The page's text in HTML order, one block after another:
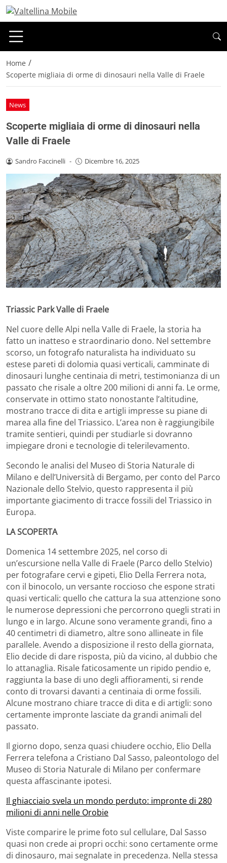
Home /
Scoperte migliaia di orme di dinosauri nella Valle di Fraele
News
Scoperte migliaia di orme di dinosauri nella
Valle di Fraele
Sandro Faccinelli - Dicembre 16, 2025
Triassic Park Valle di Fraele
Nel cuore delle Alpi nella Valle di Fraele, la storia ha
fatto un inatteso e straordinario dono. Nel settembre
scorso, un fotografo naturalista ha individuato su
estese pareti di dolomia quasi verticali, camminate di
dinosauri lunghe centinaia di metri, testimonianza di un
passato che risale a oltre 200 milioni di anni fa. Le orme,
conservate in ottimo stato nonostante l’altitudine,
mostrano tracce di dita e artigli impresse su piane di
marea alla fine del Triassico. L’area non è raggiungibile
tramite sentieri, quindi per studiarle si dovranno
impiegare droni e tecnologie di telerilevamento.
Secondo le analisi del Museo di Storia Naturale di
Milano e dell’Università di Bergamo, per conto del Parco
Nazionale dello Stelvio, questo rappresenta il più
importante giacimento di tracce fossili del Triassico in
Europa.
LA SCOPERTA
Domenica 14 settembre 2025, nel corso di
un’escursione nella Valle di Fraele (Parco dello Stelvio)
per fotografare cervi e gipeti, Elio Della Ferrera nota,
con il binocolo, un versante roccioso che espone strati
quasi verticali: quello che cattura la sua attenzione sono
le numerose depressioni che percorrono quegli strati in
lungo e in largo. Alcune sono veramente grandi, fino a
40 centimetri di diametro, altre sono allineate in file
parallele. Avendo a disposizione il resto della giornata,
Elio decide di dare risposta, più da vicino, al dubbio che
lo attanaglia. Risale faticosamente un ripido pendio e,
raggiunta la base di uno degli affioramenti, si rende
conto di trovarsi davanti a centinaia di orme fossili.
Alcune mostrano chiare tracce di dita e di artigli: sono
certamente impronte lasciate da grandi animali del
passato.
Il giorno dopo, senza quasi chiudere occhio, Elio Della
Ferrera telefona a Cristiano Dal Sasso, paleontologo del
Museo di Storia Naturale di Milano per confermare
questa affascinante ipotesi.
Il ghiacciaio svela un mondo perduto: impronte di 280
milioni di anni nelle Orobie
Viste comparire le prime foto sul cellulare, Dal Sasso
quasi non crede ai propri occhi: sono certamente orme
di dinosauro, mai segnalate in precedenza. Nella stessa